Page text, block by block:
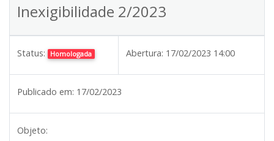
Inexigibilidade 2/2023
Status: Homologada Abertura: 17/02/2023 14:00
Publicado em: 17/02/2023
Objeto: